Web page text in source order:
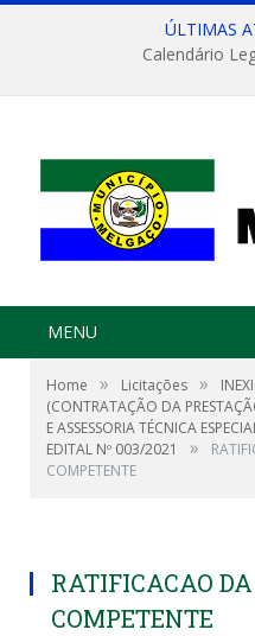
ÚLTIMAS
Calendário
MENU
Home » Licitações »
(CONTRATAÇÃO DA
E ASSESSORIA TÉCNICA
EDITAL Nº 003/2021
»
COMPETENTE
RATIFICACAO
COMPETENTE